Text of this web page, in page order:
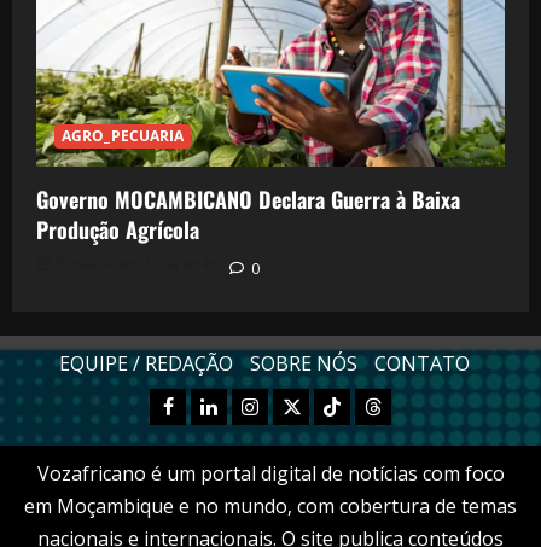
AGRO_PECUARIA
Governo MOCAMBICANO Declara Guerra à Baixa
Produção Agrícola
0
EQUIPE / REDAÇÃO SOBRE NÓS CONTATO
Facebook
LinkednInstagram
X TikTokThreads
Vozafricano é um portal digital de notícias com foco
em Moçambique e no mundo, com cobertura de temas
nacionais e internacionais. O site publica conteúdos